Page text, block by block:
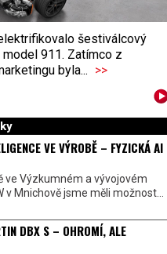
šestiválcový
911. Zatímco z
byla... >>
VE VÝROBĚ – FYZICKÁ AI
ve Výzkumném a vývojovém
v Mnichově jsme měli možnost...
DBX S – OHROMÍ, ALE